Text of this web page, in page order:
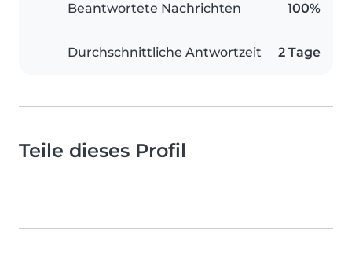
Beantwortete Nachrichten 100%
Durchschnittliche Antwortzeit 2 Tage
Teile dieses Profil